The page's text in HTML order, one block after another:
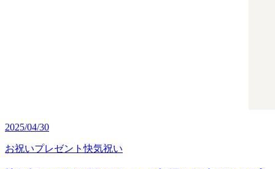
2025/04/30
お祝いプレゼント快気祝い